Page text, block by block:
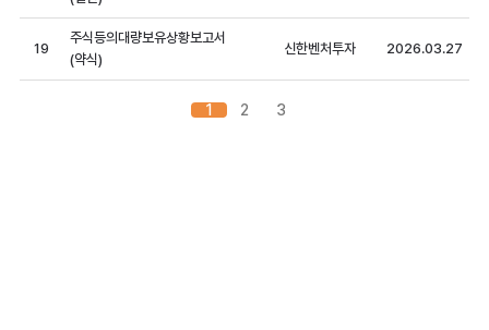
19
주식등의대량보유상황보고서
(약식)
신한벤처투자 2026.03.27
1 2 3